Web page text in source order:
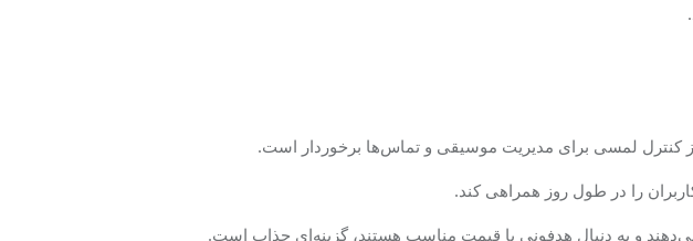
کنترل لمسی برای مدیریت موسیقی و تماس‌ها برخوردار است.
را در طول روز همراهی کند.
و به دنبال هدفونی با قیمت مناسب هستند، گزینه‌ای جذاب است.